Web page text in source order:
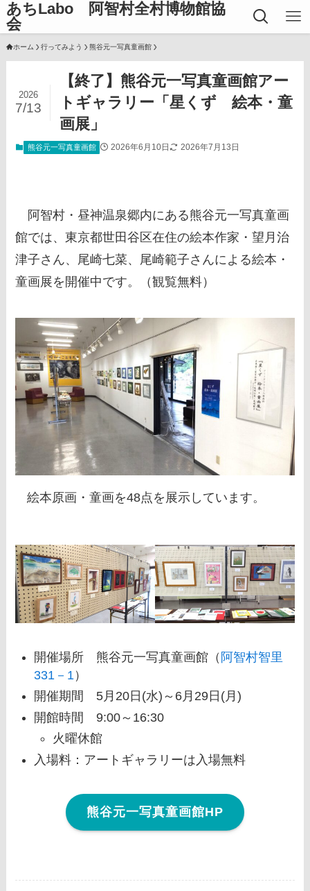
あちLabo 阿智村全村博物館協
会
ホーム 行ってみよう 熊谷元一写真童画館
【終了】熊谷元一写真童画館アー
トギャラリー「星くず 絵本・童
画展」
2026
7/13
熊谷元一写真童画館 2026年6月10日 2026年7月13日
阿智村・昼神温泉郷内にある熊谷元一写真童画
館では、東京都世田谷区在住の絵本作家・望月治
津子さん、尾崎七菜、尾崎範子さんによる絵本・
童画展を開催中です。（観覧無料）
絵本原画・童画を48点を展示しています。
開催場所 熊谷元一写真童画館（ 阿智村智里
331－1）
開催期間 5月20日(水)～6月29日(月)
開館時間 9:00～16:30
火曜休館
入場料：アートギャラリーは入場無料
熊谷元一写真童画館HP